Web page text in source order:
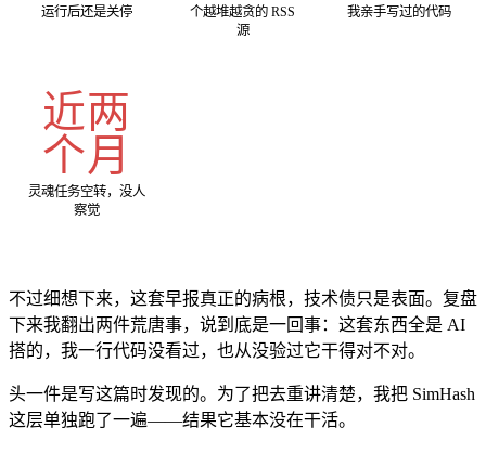
运行后还是关停
个越堆越贪的 RSS
源
我亲手写过的代码
近两
个月
灵魂任务空转，没人
察觉
不过细想下来，这套早报真正的病根，技术债只是表面。复盘
下来我翻出两件荒唐事，说到底是一回事：这套东西全是 AI
搭的，我一行代码没看过，也从没验过它干得对不对。
头一件是写这篇时发现的。为了把去重讲清楚，我把 SimHash
这层单独跑了一遍——结果它基本没在干活。